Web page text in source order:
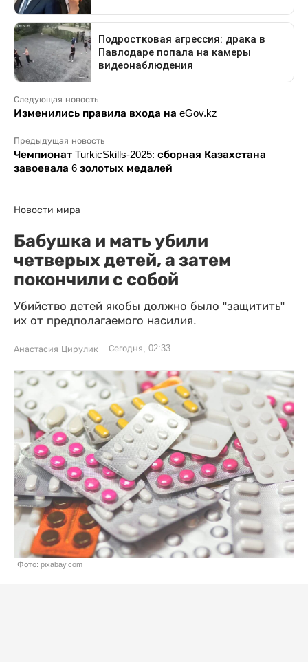
Следующая новость
Изменились правила входа на eGov.kz
Предыдущая новость
Чемпионат TurkicSkills-2025: сборная Казахстана
завоевала 6 золотых медалей
Новости мира
Бабушка и мать убили
четверых детей, а затем
покончили с собой
Убийство детей якобы должно было "защитить"
их от предполагаемого насилия.
Анастасия Цирулик Сегодня, 02:33
Фото: pixabay.com